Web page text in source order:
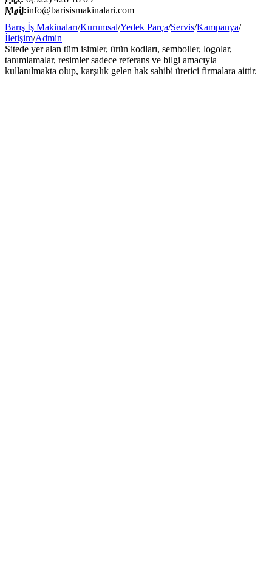
Mail:info@barisismakinalari.com
Barış İş Makinaları/Kurumsal/Yedek Parça/Servis/Kampanya/
İletişim/Admin
Sitede yer alan tüm isimler, ürün kodları, semboller, logolar,
tanımlamalar, resimler sadece referans ve bilgi amacıyla
kullanılmakta olup, karşılık gelen hak sahibi üretici firmalara aittir.